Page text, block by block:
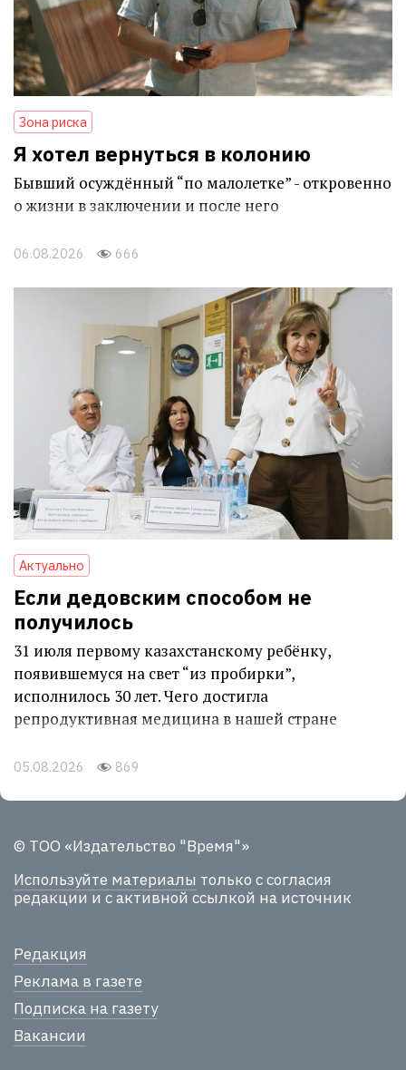
Зона риска
Я хотел вернуться в колонию
Бывший осуждённый “по малолетке” - откровенно
о жизни в заключении и после него
06.08.2026 666
Актуально
Если дедовским способом не
получилось
31 июля первому казахстанскому ребёнку,
появившемуся на свет “из пробирки”,
исполнилось 30 лет. Чего достигла
репродуктивная медицина в нашей стране
05.08.2026 869
© ТОО «Издательство "Время"»
Используйте материалы только с согласия
редакции и с активной ссылкой на источник
Редакция
Реклама в газете
Подписка на газету
Вакансии